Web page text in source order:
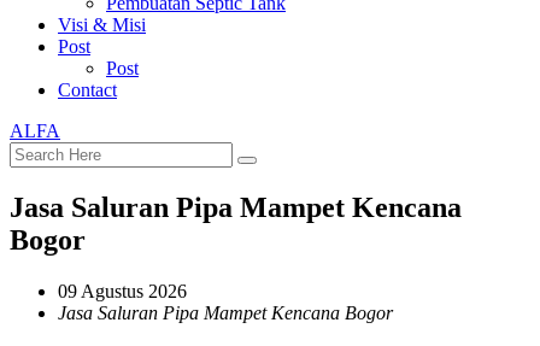
Visi & Misi
Post
Post
Contact
ALFA
Jasa Saluran Pipa Mampet Kencana
Bogor
09 Agustus 2026
Jasa Saluran Pipa Mampet Kencana Bogor